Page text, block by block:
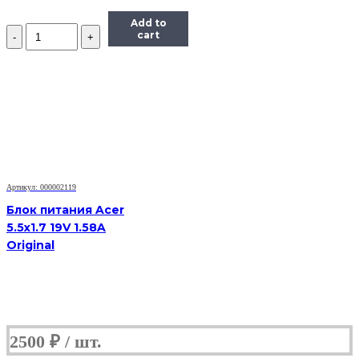
Количество
Блок
Add to
cart
Артикул: 000002119
Блок питания Acer
5.5x1.7 19V 1.58A
Original
2500 ₽